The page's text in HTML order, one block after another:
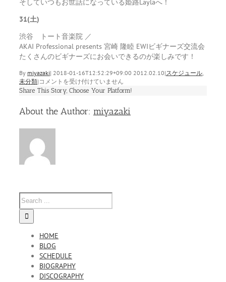
そしていつもお世話になっている姫路Laylaへ！
31(土)
渋谷 トート音楽院 ／
AKAI Professional presents 宮崎 隆睦 EWIビギナーズ交流会
たくさんのビギナーズにお会いできるのが楽しみです！
By miyazaki| 2018-01-16T12:52:29+09:00 2012.02.10| スケジュール
未分類| ３
月
定
コメントを受け付けていません
Share This Story, Choose Your Platform!
Facebook
Twitter
Linkedin
Reddit
Tumblr
Google+
Pinterest
Vk
Email
About the Author: miyazaki
HOME
BLOG
SCHEDULE
BIOGRAPHY
DISCOGRAPHY